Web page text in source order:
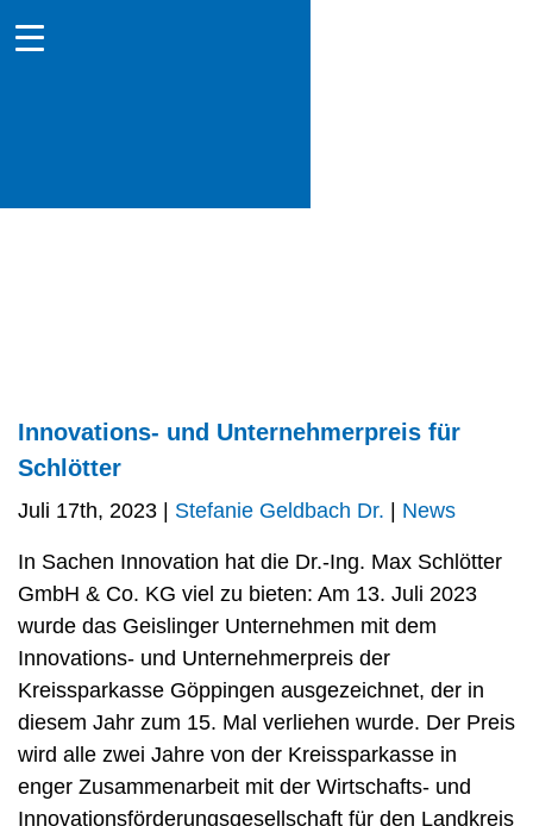
Innovations- und Unternehmerpreis für
Schlötter
Juli 17th, 2023 | Stefanie Geldbach Dr. News
In Sachen Innovation hat die Dr.-Ing. Max Schlötter
GmbH & Co. KG viel zu bieten: Am 13. Juli 2023
wurde das Geislinger Unternehmen mit dem
Innovations- und Unternehmerpreis der
Kreissparkasse Göppingen ausgezeichnet, der in
diesem Jahr zum 15. Mal verliehen wurde. Der Preis
wird alle zwei Jahre von der Kreissparkasse in
enger Zusammenarbeit mit der Wirtschafts- und
Innovationsförderungsgesellschaft für den Landkreis